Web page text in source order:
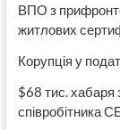
ВПО з
житлових
Корупція у
$68 тис. хабаря
співробітника